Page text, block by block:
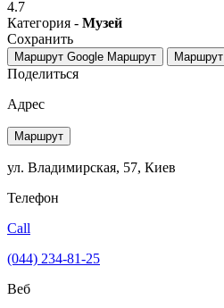
4.7
Категория - Музей
Сохранить
Маршрут Google Маршрут Маршрут
Поделиться
Адрес
Маршрут
ул. Владимирская, 57, Киев
Телефон
Call
(044) 234-81-25
Веб